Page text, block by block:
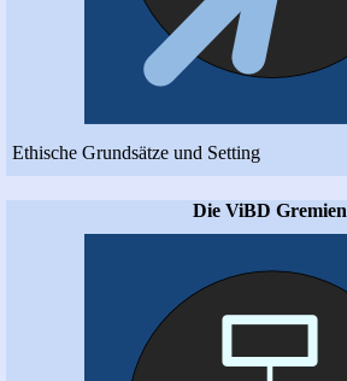
Ethische Grundsätze und Setting
Die ViBD Gremien